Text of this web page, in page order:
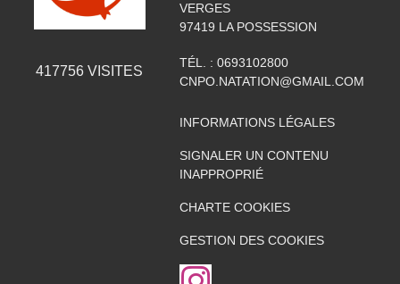
417756 VISITES
VERGES
97419 LA POSSESSION
TÉL. : 0693102800
CNPO.NATATION@GMAIL.COM
INFORMATIONS LÉGALES
SIGNALER UN CONTENU
INAPPROPRIÉ
CHARTE COOKIES
GESTION DES COOKIES